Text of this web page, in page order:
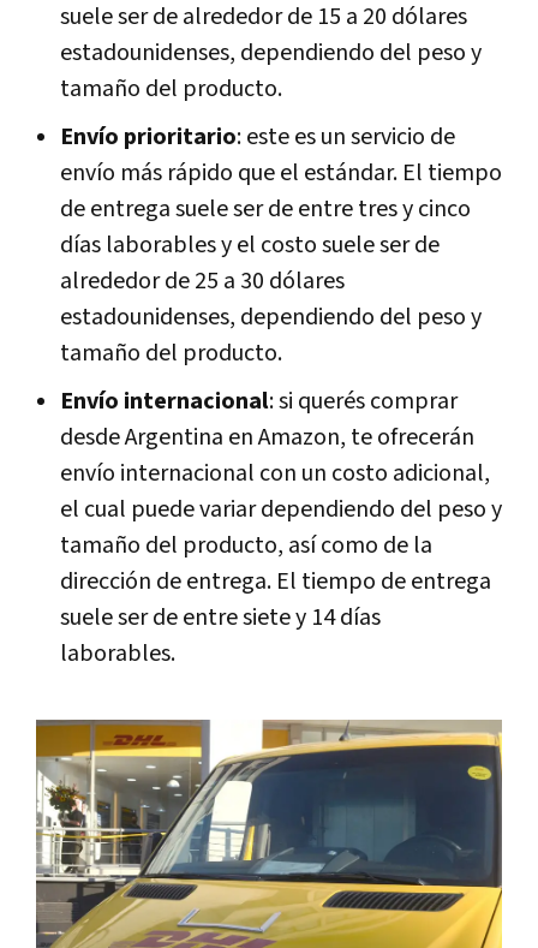
suele ser de alrededor de 15 a 20 dólares
estadounidenses, dependiendo del peso y
tamaño del producto.
Envío prioritario: este es un servicio de
envío más rápido que el estándar. El tiempo
de entrega suele ser de entre tres y cinco
días laborables y el costo suele ser de
alrededor de 25 a 30 dólares
estadounidenses, dependiendo del peso y
tamaño del producto.
Envío internacional: si querés comprar
desde Argentina en Amazon, te ofrecerán
envío internacional con un costo adicional,
el cual puede variar dependiendo del peso y
tamaño del producto, así como de la
dirección de entrega. El tiempo de entrega
suele ser de entre siete y 14 días
laborables.